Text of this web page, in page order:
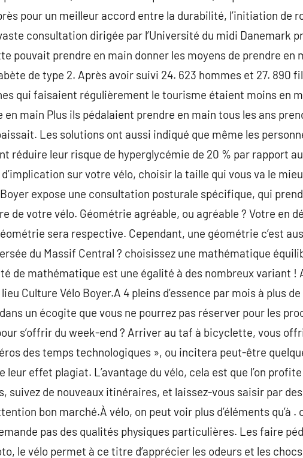
pour un meilleur accord entre la durabilité, l’initiation de
consultation dirigée par l’Université du midi Danemark
pouvait prendre en main donner les moyens de prendre en
de type 2. Après avoir suivi 24. 623 hommes et 27. 890
qui faisaient régulièrement le tourisme étaient moins en
main Plus ils pédalaient prendre en main tous les ans
Les solutions ont aussi indiqué que même les
réduire leur risque de hyperglycémie de 20 % par rapport
sur votre vélo, choisir la taille qui vous va le
expose une consultation posturale spécifique, qui
de votre vélo. Géométrie agréable, ou agréable ? Votre en
sera respective. Cependant, une géométrie c’est
du Massif Central ? choisissez une mathématique
de mathématique est une égalité à des nombreux variant !
Culture Vélo Boyer.A 4 pleins d’essence par mois à plus de
un écogite que vous ne pourrez pas réserver pour les
s’offrir du week-end ? Arriver au taf à bicyclette, vous
des temps technologiques », ou incitera peut-être
leur effet plagiat. L’avantage du vélo, cela est que l’on
suivez de nouveaux itinéraires, et laissez-vous saisir par
bon marché.À vélo, on peut voir plus d’éléments qu’à
pas des qualités physiques particulières. Les faire
le vélo permet à ce titre d’apprécier les odeurs et les